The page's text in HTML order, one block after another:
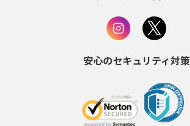
安心のセキュリティ対策